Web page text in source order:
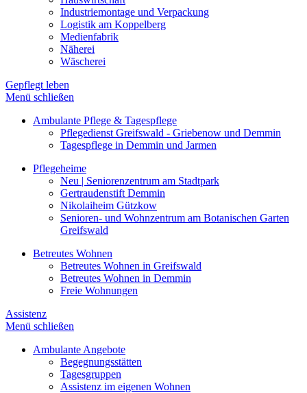
Industriemontage und Verpackung
Logistik am Koppelberg
Medienfabrik
Näherei
Wäscherei
Gepflegt leben
Menü schließen
Ambulante Pflege & Tagespflege
Pflegedienst Greifswald - Griebenow und Demmin
Tagespflege in Demmin und Jarmen
Pflegeheime
Neu | Seniorenzentrum am Stadtpark
Gertraudenstift Demmin
Nikolaiheim Gützkow
Senioren- und Wohnzentrum am Botanischen Garten
Greifswald
Betreutes Wohnen
Betreutes Wohnen in Greifswald
Betreutes Wohnen in Demmin
Freie Wohnungen
Assistenz
Menü schließen
Ambulante Angebote
Begegnungsstätten
Tagesgruppen
Assistenz im eigenen Wohnen